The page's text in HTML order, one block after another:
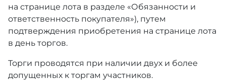
на странице лота в разделе «Обязанности и
ответственность покупателя»), путем
подтверждения приобретения на странице лота
в день торгов.
Торги проводятся при наличии двух и более
допущенных к торгам участников.